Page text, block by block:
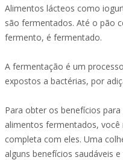
Alimentos lácteos como
são fermentados. Até o pão
fermento, é fermentado.
A fermentação é um
expostos a bactérias, por
Para obter os benefícios
alimentos fermentados,
completa com eles. Uma
alguns benefícios saudáveis